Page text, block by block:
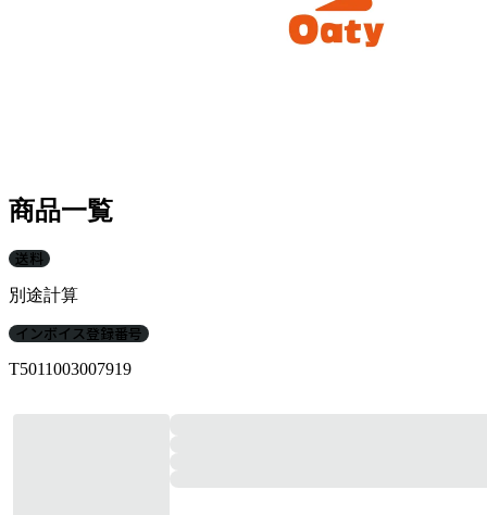
商品一覧
送料
別途計算
インボイス登録番号
T5011003007919